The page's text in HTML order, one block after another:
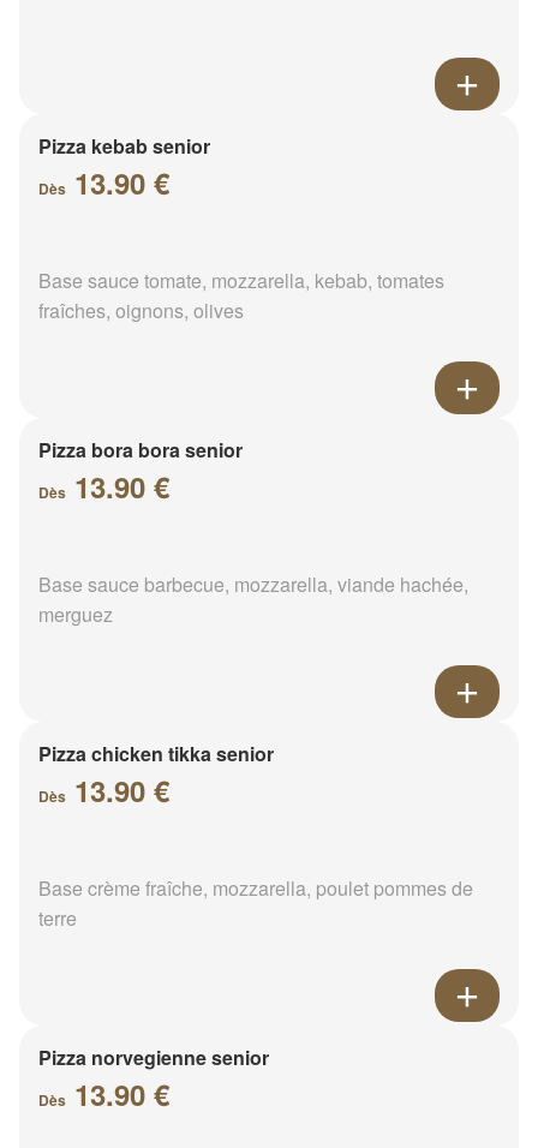
Pizza kebab senior
Dès 13.90 €
Base sauce tomate, mozzarella, kebab, tomates
fraîches, oignons, olives
Pizza bora bora senior
Dès 13.90 €
Base sauce barbecue, mozzarella, viande hachée,
merguez
Pizza chicken tikka senior
Dès 13.90 €
Base crème fraîche, mozzarella, poulet pommes de
terre
Pizza norvegienne senior
Dès 13.90 €